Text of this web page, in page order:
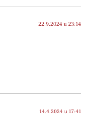
22.9.2024 u 23:14
14.4.2024 u 17:41